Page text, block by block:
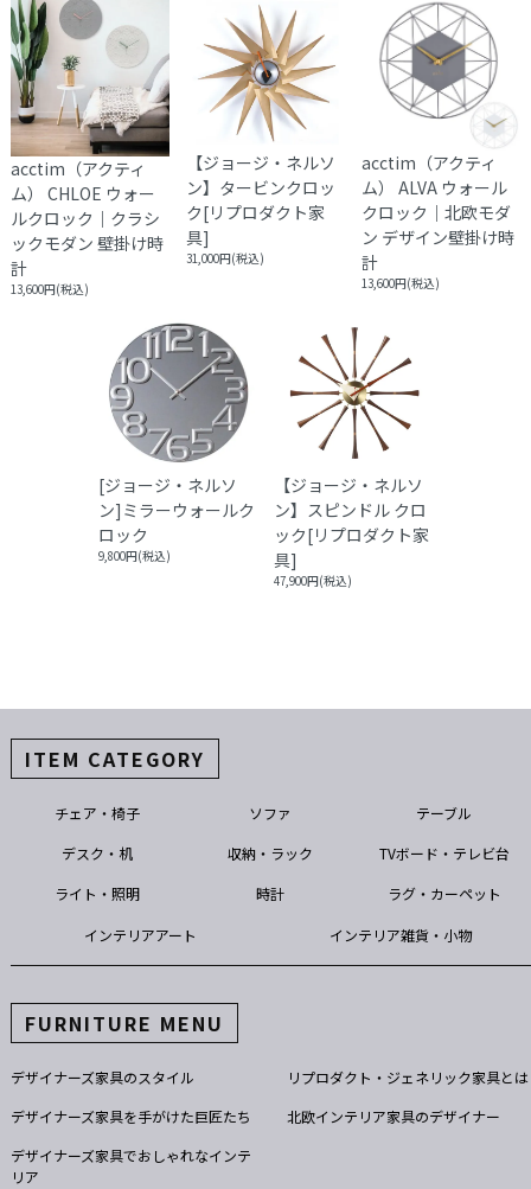
通常配送とは異なり、お届けに１週間から１０日間かかる場合
がございます。
※大型商品の配送は時間指定をお受けしておりません。
集合住宅の場合、１階エントランス、戸建ての場合は玄関口で
お渡しとなります。
acctim（アクティ
ム） CHLOE ウォー
ルクロック｜クラシ
ックモダン 壁掛け時
計
13,600円(税込)
【ジョージ・ネルソ
ン】タービンクロッ
ク[リプロダクト家
具]
31,000円(税込)
acctim（アクティ
ム） ALVA ウォール
クロック｜北欧モダ
ン デザイン壁掛け時
計
13,600円(税込)
[ジョージ・ネルソ
ン]ミラーウォールク
ロック
9,800円(税込)
【ジョージ・ネルソ
ン】スピンドル クロ
ック[リプロダクト家
具]
47,900円(税込)
ITEM CATEGORY
チェア・椅子 ソファ テーブル
デスク・机 収納・ラック TVボード・テレビ台
ライト・照明 時計 ラグ・カーペット
インテリアアート インテリア雑貨・小物
FURNITURE MENU
デザイナーズ家具のスタイル
リプロダクト・ジェネリック家具とは
デザイナーズ家具を手がけた巨匠たち
北欧インテリア家具のデザイナー
デザイナーズ家具でおしゃれなインテ
リア